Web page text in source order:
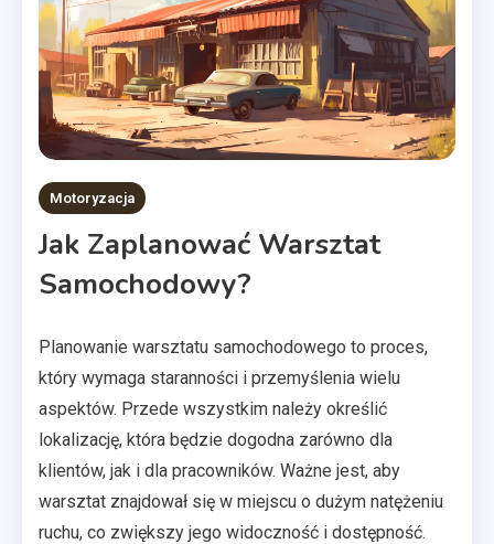
Motoryzacja
Jak Zaplanować Warsztat
Samochodowy?
Planowanie warsztatu samochodowego to proces,
który wymaga staranności i przemyślenia wielu
aspektów. Przede wszystkim należy określić
lokalizację, która będzie dogodna zarówno dla
klientów, jak i dla pracowników. Ważne jest, aby
warsztat znajdował się w miejscu o dużym natężeniu
ruchu, co zwiększy jego widoczność i dostępność.